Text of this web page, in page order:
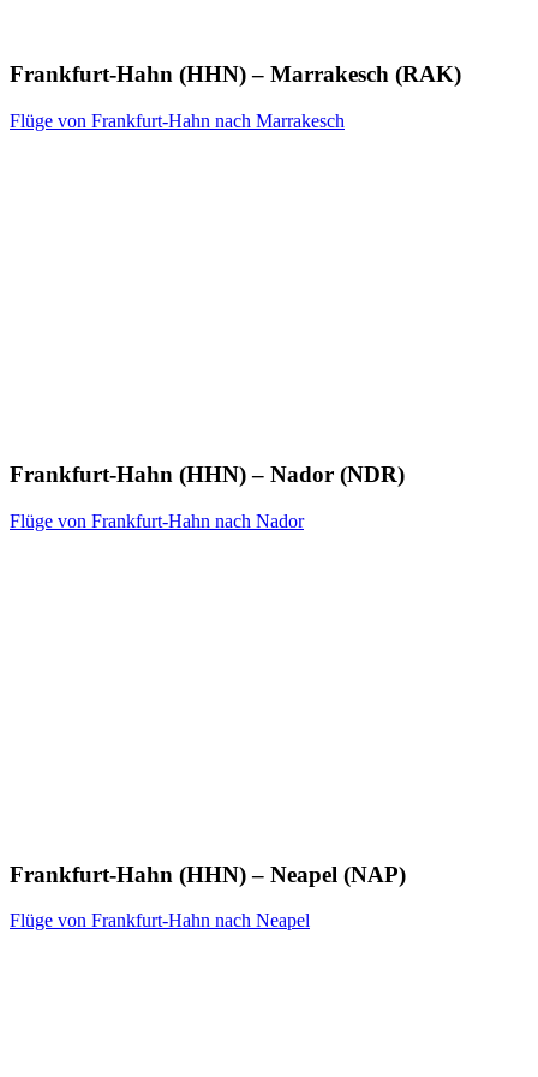
Frankfurt-Hahn (HHN) – Marrakesch (RAK)
Flüge von Frankfurt-Hahn nach Marrakesch
Frankfurt-Hahn (HHN) – Nador (NDR)
Flüge von Frankfurt-Hahn nach Nador
Frankfurt-Hahn (HHN) – Neapel (NAP)
Flüge von Frankfurt-Hahn nach Neapel